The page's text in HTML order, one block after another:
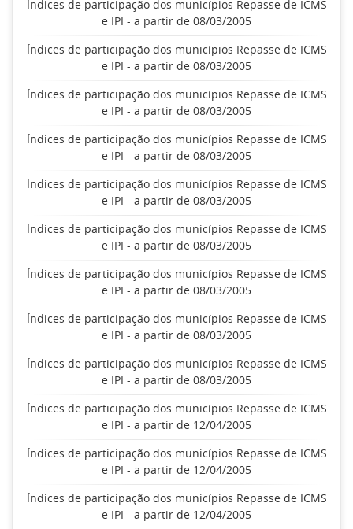
Índices de participação dos municípios Repasse de ICMS
e IPI - a partir de 08/03/2005
Índices de participação dos municípios Repasse de ICMS
e IPI - a partir de 08/03/2005
Índices de participação dos municípios Repasse de ICMS
e IPI - a partir de 08/03/2005
Índices de participação dos municípios Repasse de ICMS
e IPI - a partir de 08/03/2005
Índices de participação dos municípios Repasse de ICMS
e IPI - a partir de 08/03/2005
Índices de participação dos municípios Repasse de ICMS
e IPI - a partir de 08/03/2005
Índices de participação dos municípios Repasse de ICMS
e IPI - a partir de 08/03/2005
Índices de participação dos municípios Repasse de ICMS
e IPI - a partir de 08/03/2005
Índices de participação dos municípios Repasse de ICMS
e IPI - a partir de 08/03/2005
Índices de participação dos municípios Repasse de ICMS
e IPI - a partir de 12/04/2005
Índices de participação dos municípios Repasse de ICMS
e IPI - a partir de 12/04/2005
Índices de participação dos municípios Repasse de ICMS
e IPI - a partir de 12/04/2005